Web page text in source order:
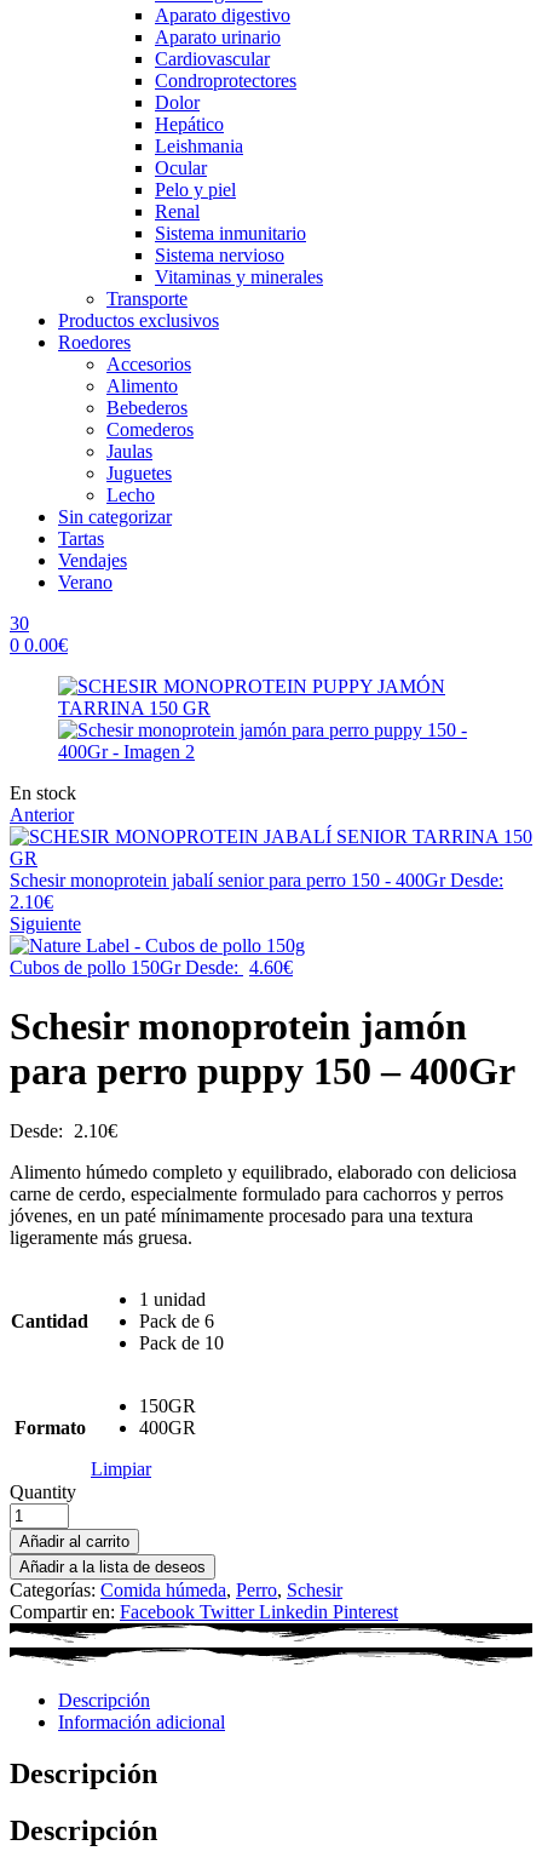
Aparato digestivo
Aparato urinario
Cardiovascular
Condroprotectores
Dolor
Hepático
Leishmania
Ocular
Pelo y piel
Renal
Sistema inmunitario
Sistema nervioso
Vitaminas y minerales
Transporte
Productos exclusivos
Roedores
Accesorios
Alimento
Bebederos
Comederos
Jaulas
Juguetes
Lecho
Sin categorizar
Tartas
Vendajes
Verano
30
0 0.00€
Availability:
En stock
Anterior
Schesir monoprotein jabalí senior para perro 150 - 400Gr Desde:
2.10€
Siguiente
Cubos de pollo 150Gr Desde: 4.60€
Schesir monoprotein jamón
para perro puppy 150 – 400Gr
Desde: 2.10€
Alimento húmedo completo y equilibrado, elaborado con deliciosa
carne de cerdo, especialmente formulado para cachorros y perros
jóvenes, en un paté mínimamente procesado para una textura
ligeramente más gruesa.
Cantidad
1 unidad
Pack de 6
Pack de 10
Formato
150GR
400GR
Limpiar
Quantity
Añadir al carrito
Añadir a la lista de deseos
Categorías: Comida húmeda, Perro, Schesir
Compartir en: Facebook Twitter Linkedin Pinterest
Descripción
Información adicional
Descripción
Descripción